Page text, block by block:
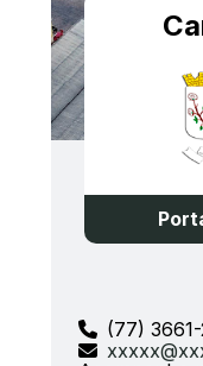
(77)